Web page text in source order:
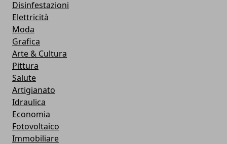
Disinfestazioni
Elettricità
Moda
Grafica
Arte & Cultura
Pittura
Salute
Artigianato
Idraulica
Economia
Fotovoltaico
Immobiliare